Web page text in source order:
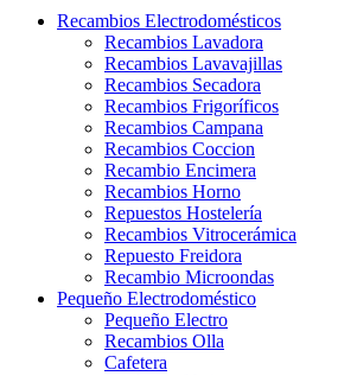
Recambios Electrodomésticos
Recambios Lavadora
Recambios Lavavajillas
Recambios Secadora
Recambios Frigoríficos
Recambios Campana
Recambios Coccion
Recambio Encimera
Recambios Horno
Repuestos Hostelería
Recambios Vitrocerámica
Repuesto Freidora
Recambio Microondas
Pequeño Electrodoméstico
Pequeño Electro
Recambios Olla
Cafetera